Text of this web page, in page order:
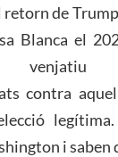
de
Blanca el
venjatiu
contra
i saben